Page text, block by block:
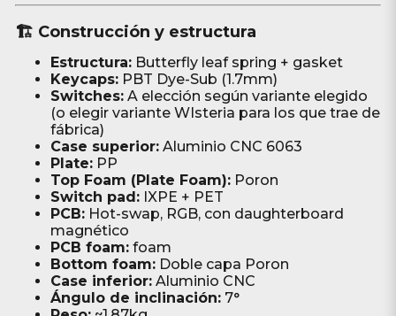
🏗️ Construcción y estructura
Estructura:Butterfly leaf spring + gasket
Keycaps:PBT Dye-Sub (1.7mm)
Switches:A elección según variante elegido
(o elegir variante WIsteria para los que trae de
fábrica)
Case superior:Aluminio CNC 6063
Plate:PP
Top Foam (Plate Foam):Poron
Switch pad:IXPE + PET
PCB:Hot-swap, RGB, con daughterboard
magnético
PCB foam:foam
Bottom foam:Doble capa Poron
Case inferior:Aluminio CNC
Ángulo de inclinación:7°